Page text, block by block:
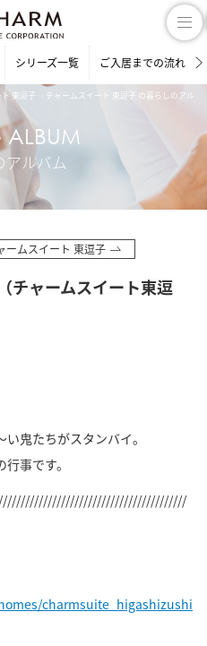
シリーズ一覧 ご入居までの流れ
ト 東逗子 チャームスイート 東逗子 の暮らしのアルバ
ALBUM
アルバム
ームスイート 東逗子
チャームスイート東逗
鬼たちがスタンバイ。
事です。
charmsuite_higashizushi